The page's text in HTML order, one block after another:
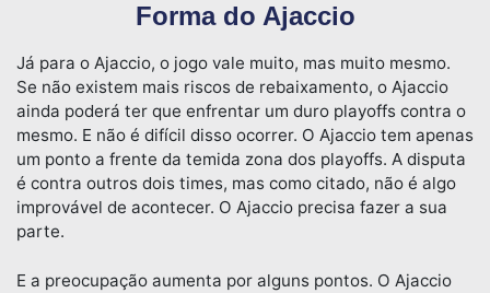
Forma do Ajaccio
Já para o Ajaccio, o jogo vale muito, mas muito mesmo.
Se não existem mais riscos de rebaixamento, o Ajaccio
ainda poderá ter que enfrentar um duro playoffs contra o
mesmo. E não é difícil disso ocorrer. O Ajaccio tem apenas
um ponto a frente da temida zona dos playoffs. A disputa
é contra outros dois times, mas como citado, não é algo
improvável de acontecer. O Ajaccio precisa fazer a sua
parte.
E a preocupação aumenta por alguns pontos. O Ajaccio